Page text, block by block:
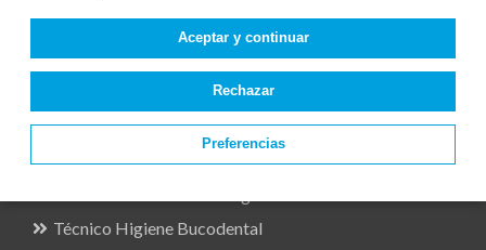
Aceptar y continuar
Rechazar
Preferencias
Oposiciones
TCAE Auxiliar Enfermería
Técnico Laboratorio
Técnico Higiene Bucodental